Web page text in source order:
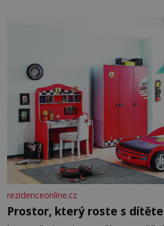
jednoduché. Místa, která si člověk
rezidenceonline.cz
Prostor, který roste s